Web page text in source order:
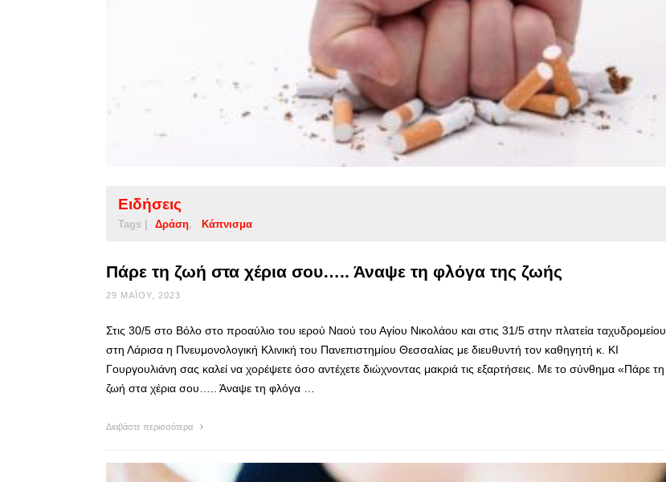
Ειδήσεις
Tags | Δράση Κάπνισμα
Πάρε τη ζωή στα χέρια σου….. Άναψε τη φλόγα της ζωής
29 ΜΑΪ́ΟΥ, 2023
Στις 30/5 στο Βόλο στο προαύλιο του ιερού Ναού του Αγίου Νικολάου και στις 31/5 στην πλατεία ταχυδρομείου
στη Λάρισα η Πνευμονολογική Κλινική του Πανεπιστημίου Θεσσαλίας με διευθυντή τον καθηγητή κ. ΚΙ
Γουργουλιάνη σας καλεί να χορέψετε όσο αντέχετε διώχνοντας μακριά τις εξαρτήσεις. Με το σύνθημα «Πάρε τη
ζωή στα χέρια σου….. Άναψε τη φλόγα …
Διαβάστε περισσότερα